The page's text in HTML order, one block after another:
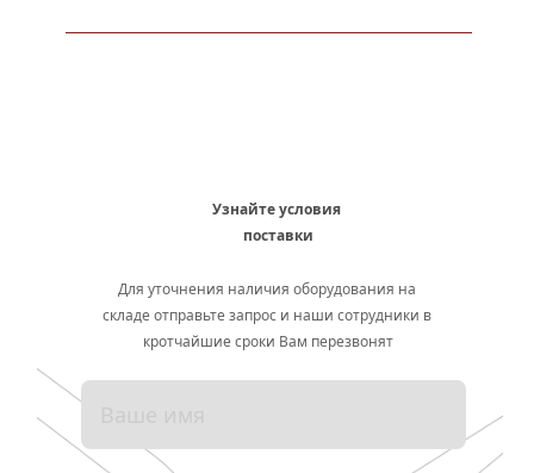
Узнайте условия
поставки
Для уточнения наличия оборудования на
складе отправьте запрос и наши сотрудники в
кротчайшие сроки Вам перезвонят